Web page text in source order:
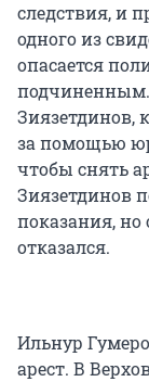
следствия, и
одного из
опасается
подчиненным.
Зиязетдинов,
за помощью
чтобы снять
Зиязетдинов
показания,
отказался.
Ильнур
арест. В